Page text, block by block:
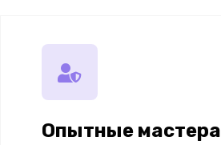
Опытные мастера